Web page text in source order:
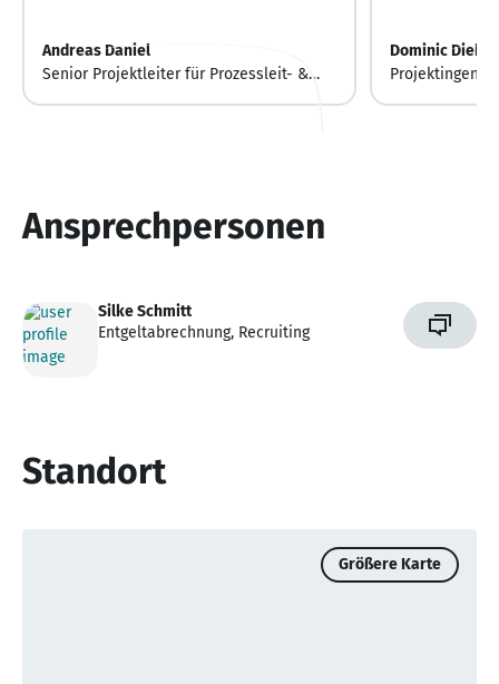
Andreas Daniel
Senior Projektleiter für Prozessleit- &
Dominic Diehl
Ansprechpersonen
Silke Schmitt
Entgeltabrechnung, Recruiting
Standort
Größere Karte